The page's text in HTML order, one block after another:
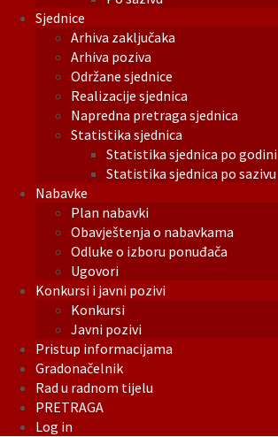
Sjednice
Arhiva zaključaka
Arhiva poziva
Održane sjednice
Realizacije sjednica
Napredna pretraga sjednica
Statistika sjednica
Statistika sjednica po godini
Statistika sjednica po sazivu
Nabavke
Plan nabavki
Obavještenja o nabavkama
Odluke o izboru ponuđača
Ugovori
Konkursi i javni pozivi
Konkursi
Javni pozivi
Pristup informacijama
Gradonačelnik
Rad u radnom tijelu
PRETRAGA
Log in